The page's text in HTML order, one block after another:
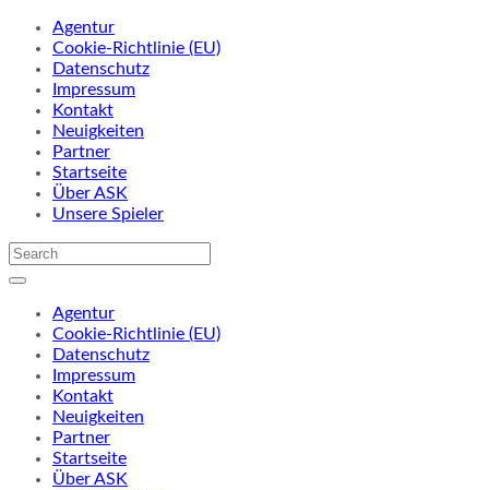
Agentur
Cookie-Richtlinie (EU)
Datenschutz
Impressum
Kontakt
Neuigkeiten
Partner
Startseite
Über ASK
Unsere Spieler
Agentur
Cookie-Richtlinie (EU)
Datenschutz
Impressum
Kontakt
Neuigkeiten
Partner
Startseite
Über ASK